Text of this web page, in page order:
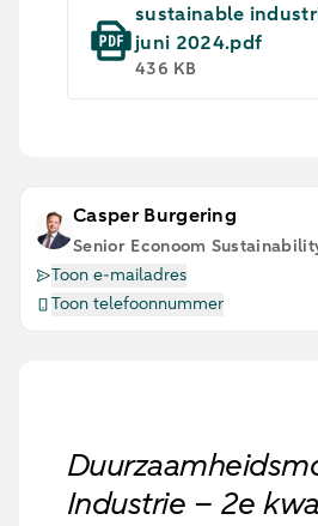
sustainable
juni 2024.pdf
436 KB
Casper Burgering
Senior Econoom
Toon e-mailadres
Toon telefoonnummer
Industrie – 2e